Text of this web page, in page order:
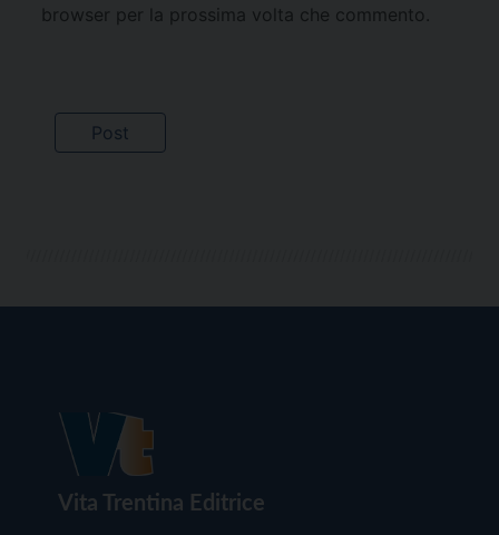
browser per la prossima volta che commento.
Vita Trentina Editrice